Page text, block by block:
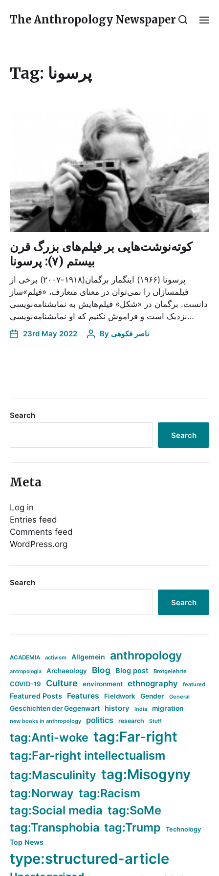
The Anthropology Newspaper
Tag: پرسونا
کوته‌نوشت‌هایی بر فیلم‌های بزرگ قرن
بیستم (۷): پرسونا
پرسونا (۱۹۶۶) اینگمار برگمان(۱۹۱۸-۲۰۰۷) برخی از
فیلمسازان را نمی‌توان در معنای متعارف، «فیلم»‌ساز
دانست. برگمان در «شکل» فیلم‌هایش به نمایشنامه‌نویسی
نزدیک است و فراموش نکنیم که او نمایشنامه‌نویسی…
23rd May 2022 By ناصر فکوهی
Search
Search
Meta
Log in
Entries feed
Comments feed
WordPress.org
Search
Search
ACADEMIA activism Allgemein anthropology
antropologia Archaeology Blog Blog post Brotgelehrte
COVID-19 Culture environment ethnography featured
Featured Posts Features Fieldwork Gender General
Geschichten der Gegenwart history India migration
new books in anthropology politics research Stuff
tag:Anti-woke tag:Far-right
tag:Far-right intellectualism
tag:Masculinity tag:Misogyny
tag:Norway tag:Racism
tag:Social media tag:SoMe
tag:Transphobia tag:Trump Technology
Top News
type:structured-article